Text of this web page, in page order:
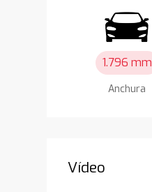
1.796 mm
Anchura
Vídeo